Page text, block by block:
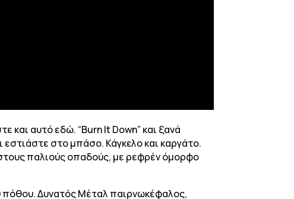
και αυτό εδώ. “Burn It Down” και ξανά
εστιάστε στο μπάσο. Κάγκελο και καργάτο.
παλιούς οπαδούς, με ρεφρέν όμορφο
πόθου. Δυνατός Μέταλ παιρνωκέφαλος,